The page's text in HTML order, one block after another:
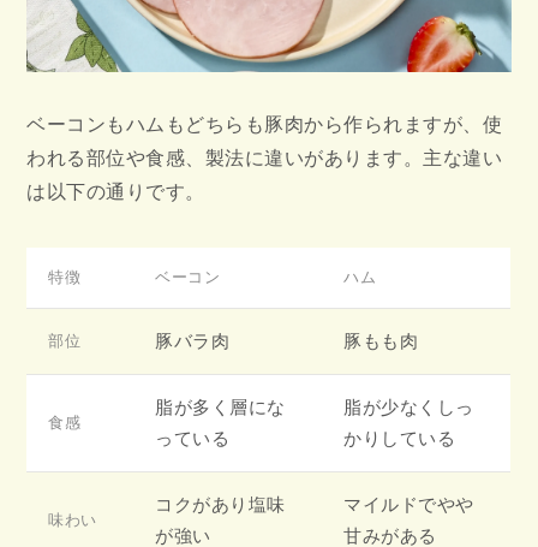
ベーコンもハムもどちらも豚肉から作られますが、使
われる部位や食感、製法に違いがあります。主な違い
は以下の通りです。
特徴 ベーコン ハム
部位 豚バラ肉 豚もも肉
食感
脂が多く層にな
っている
脂が少なくしっ
かりしている
味わい
コクがあり塩味
が強い
マイルドでやや
甘みがある